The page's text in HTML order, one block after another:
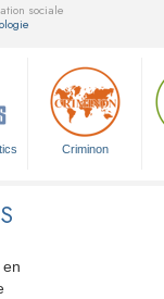
sociale
Criminon
en